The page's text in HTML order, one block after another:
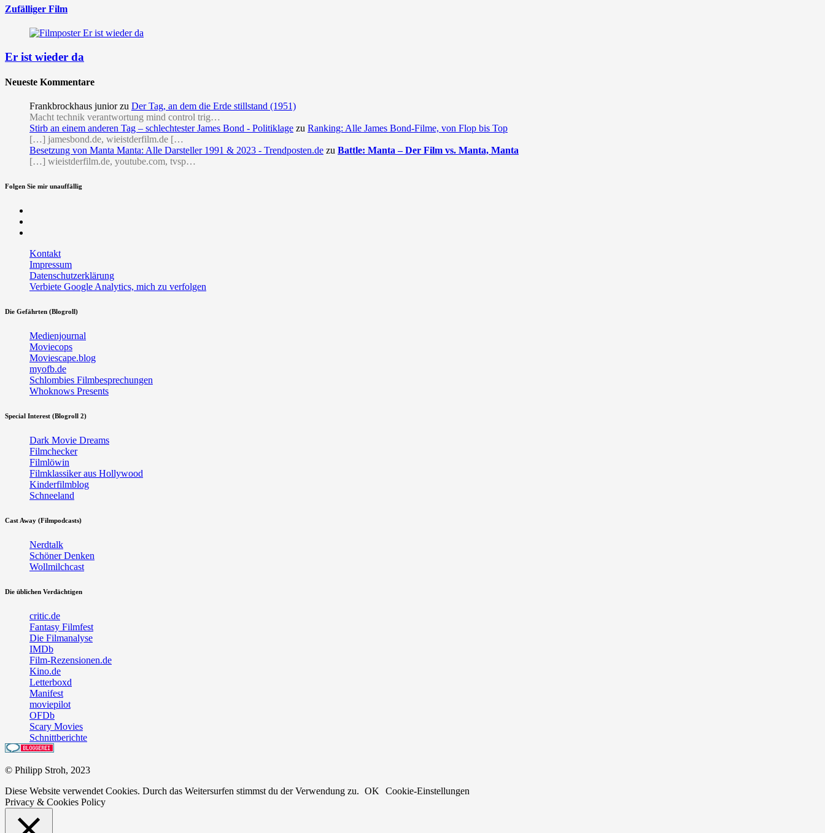
Zufälliger Film
Er ist wieder da
Neueste Kommentare
Frankbrockhaus junior zu Der Tag, an dem die Erde stillstand (1951)
Macht technik verantwortung mind control trig…
Stirb an einem anderen Tag – schlechtester James Bond - Politiklage zu Ranking: Alle James Bond-Filme, von Flop bis Top
[…] jamesbond.de, wieistderfilm.de […
Besetzung von Manta Manta: Alle Darsteller 1991 & 2023 - Trendposten.de zu Battle: Manta – Der Film vs. Manta, Manta
[…] wieistderfilm.de, youtube.com, tvsp…
Folgen Sie mir unauffällig
Kontakt
Impressum
Datenschutzerklärung
Verbiete Google Analytics, mich zu verfolgen
Die Gefährten (Blogroll)
Medienjournal
Moviecops
Moviescape.blog
myofb.de
Schlombies Filmbesprechungen
Whoknows Presents
Special Interest (Blogroll 2)
Dark Movie Dreams
Filmchecker
Filmlöwin
Filmklassiker aus Hollywood
Kinderfilmblog
Schneeland
Cast Away (Filmpodcasts)
Nerdtalk
Schöner Denken
Wollmilchcast
Die üblichen Verdächtigen
critic.de
Fantasy Filmfest
Die Filmanalyse
IMDb
Film-Rezensionen.de
Kino.de
Letterboxd
Manifest
moviepilot
OFDb
Scary Movies
Schnittberichte
© Philipp Stroh, 2023
Diese Website verwendet Cookies. Durch das Weitersurfen stimmst du der Verwendung zu. OK
Cookie-Einstellungen
Privacy & Cookies Policy